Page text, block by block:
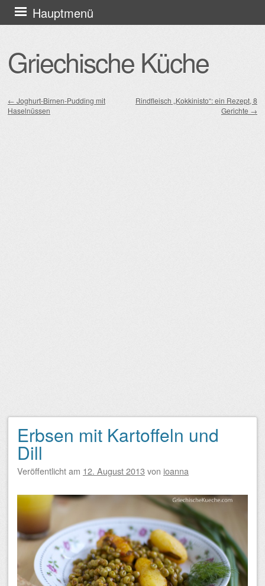
Griechische Küche
Hauptmenü
Zum
Inhalt
Beitragsnavigation
← Joghurt-Birnen-Pudding mit
Haselnüssen
Rindfleisch „Kokkinisto“: ein Rezept, 8
Gerichte →
Erbsen mit Kartoffeln und
Dill
Veröffentlicht am 12. August 2013 von ioanna